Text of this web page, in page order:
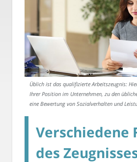
Üblich ist das qualifizierte Arbeitszeugnis:
Ihrer Position im Unternehmen, zu den
eine Bewertung von Sozialverhalten und
Verschiedene
des